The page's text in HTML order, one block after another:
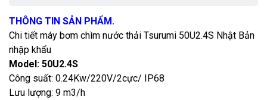
THÔNG TIN SẢN PHẨM.
Chi tiết máy bơm chìm nước thải Tsurumi 50U2.4S Nhật Bản
nhập khẩu
Model: 50U2.4S
Công suất: 0.24Kw/220V/2cực/ IP68
Lưu lượng: 9 m3/h